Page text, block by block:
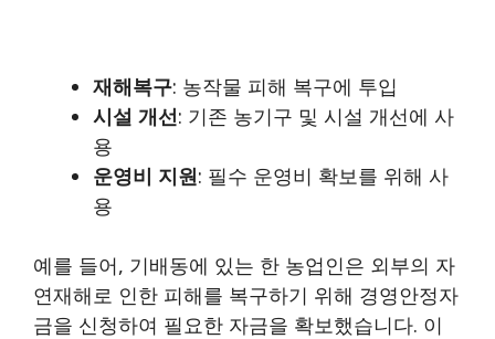
재해복구: 농작물 피해 복구에 투입
시설 개선: 기존 농기구 및 시설 개선에 사
용
운영비 지원: 필수 운영비 확보를 위해 사
용
예를 들어, 기배동에 있는 한 농업인은 외부의 자
연재해로 인한 피해를 복구하기 위해 경영안정자
금을 신청하여 필요한 자금을 확보했습니다. 이